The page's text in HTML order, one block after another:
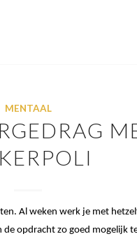
MENTAAL
Al weken werk je met
opdracht zo goed mogelijk